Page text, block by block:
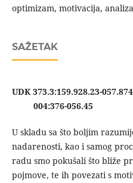
optimizam, motivacija, analiza
SAŽETAK
UDK 373.3:159.928.23-057.874
004:376-056.45
U skladu sa što boljim
nadarenosti, kao i samog
radu smo pokušali što bliže
pojmove, te ih povezati s